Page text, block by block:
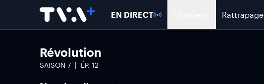
EN DIRECT Rattrapage
Révolution
SAISON 7 ÉP. 12